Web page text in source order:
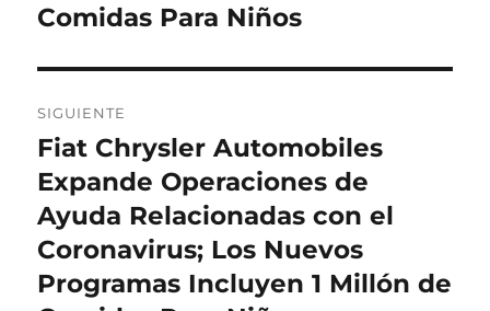
Comidas Para Niños
SIGUIENTE
Entrada
siguiente:
Fiat Chrysler Automobiles
Expande Operaciones de
Ayuda Relacionadas con el
Coronavirus; Los Nuevos
Programas Incluyen 1 Millón de